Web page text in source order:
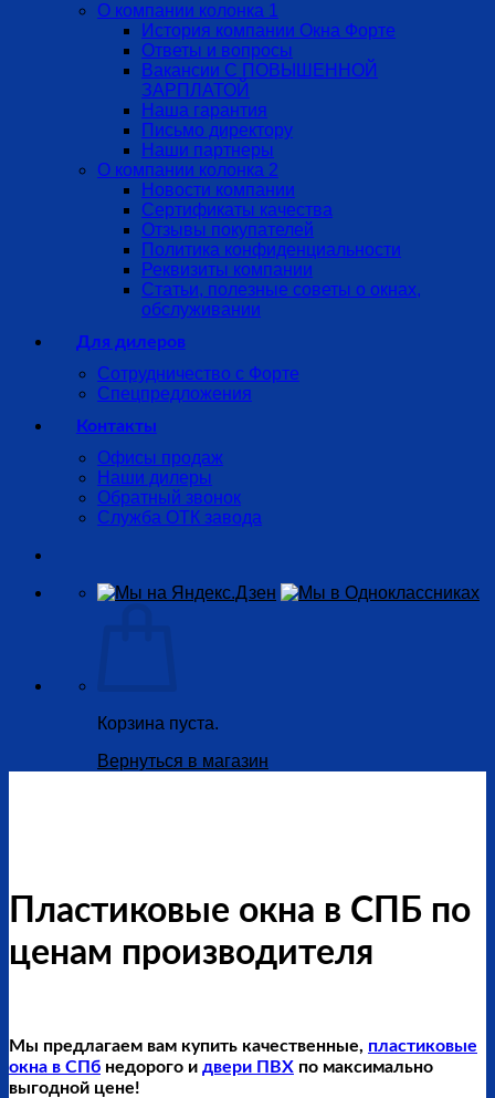
О компании колонка 1
История компании Окна Форте
Ответы и вопросы
Вакансии С ПОВЫШЕННОЙ
ЗАРПЛАТОЙ
Наша гарантия
Письмо директору
Наши партнеры
О компании колонка 2
Новости компании
Сертификаты качества
Отзывы покупателей
Политика конфиденциальности
Реквизиты компании
Статьи, полезные советы о окнах,
обслуживании
Для дилеров
Сотрудничество с Форте
Спецпредложения
Контакты
Офисы продаж
Наши дилеры
Обратный звонок
Служба ОТК завода
Корзина пуста.
Вернуться в магазин
Пластиковые окна в СПБ по
ценам производителя
Мы предлагаем вам купить качественные, пластиковые
окна в СПб недорого и двери ПВХ по максимально
выгодной цене!